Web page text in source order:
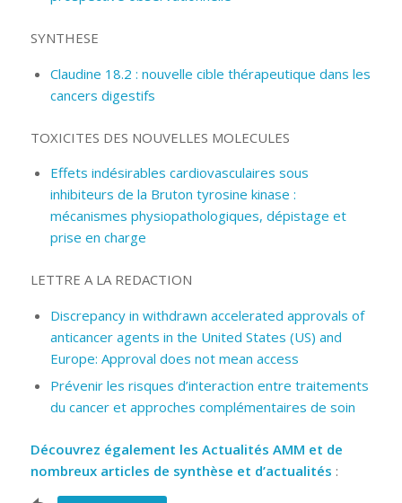
SYNTHESE
Claudine 18.2 : nouvelle cible thérapeutique dans les
cancers digestifs
TOXICITES DES NOUVELLES MOLECULES
Effets indésirables cardiovasculaires sous
inhibiteurs de la Bruton tyrosine kinase :
mécanismes physiopathologiques, dépistage et
prise en charge
LETTRE A LA REDACTION
Discrepancy in withdrawn accelerated approvals of
anticancer agents in the United States (US) and
Europe: Approval does not mean access
Prévenir les risques d’interaction entre traitements
du cancer et approches complémentaires de soin
Découvrez également les Actualités AMM et de
nombreux articles de synthèse et d’actualités :